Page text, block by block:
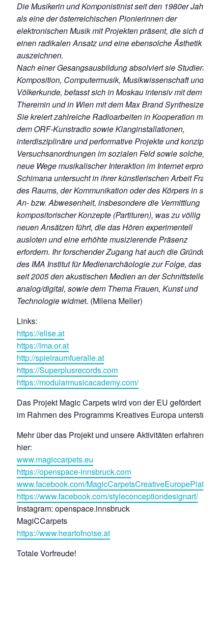
Die Musikerin und Komponistinist seit den 1980er Jahren
als eine der österreichischen Pionierinnen der
elektronischen Musik mit Projekten präsent, die sich durch
einen radikalen Ansatz und eine ebensolche Ästhetik
auszeichnen.
Nach einer Gesangsausbildung absolviert sie Studien in
Komposition, Computermusik, Musikwissenschaft und
Völkerkunde, befasst sich in Moskau intensiv mit dem
Theremin und in Wien mit dem Max Brand Synthesizer.
Sie kreiert zahlreiche Radioarbeiten in Kooperation mit
dem ORF-Kunstradio sowie Klanginstallationen,
interdisziplinäre und performative Projekte und konzipiert
Versuchsanordnungen im sozialen Feld sowie solche, die
neue Wege musikalischer Interaktion im Internet erproben.
Schimana untersucht in ihrer künstlerischen Arbeit Fragen
des Raums, der Kommunikation oder des Körpers in
An- bzw. Abwesenheit, insbesondere die Vermittlung
kompositorischer Konzepte (Partituren), was zu völlig
neuen Ansätzen führt, die das Hören experimentell
ausloten und eine erhöhte musizierende Präsenz
erfordern. Ihr forschender Zugang hat auch die Gründung
des IMA Institut für Medienarchäologie zur Folge, das sich
seit 2005 den akustischen Medien an der Schnittstelle
analog/digital, sowie dem Thema Frauen, Kunst und
Technologie widmet. (Milena Meller)
Links:
https://elise.at
https://ima.or.at
http://spielraumfueralle.at
https://Superplusrecords.com
https://modularmusicacademy.com/
Das Projekt Magic Carpets wird von der EU gefördert und
im Rahmen des Programms Kreatives Europa unterstützt.
Mehr über das Projekt und unsere Aktivitäten erfahren Sie
hier:
www.magiccarpets.eu
https://openspace-innsbruck.com
www.facebook.com/
https://www.facebook.com/styleconceptiondesignart/
Instagram: openspace.innsbruck
MagiCCarpets
https://www.heartofnoise.at
Totale Vorfreude!